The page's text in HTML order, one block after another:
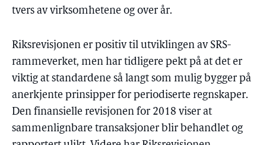
tvers av virksomhetene og over år.
Riksrevisjonen er positiv til utviklingen av SRS-
rammeverket, men har tidligere pekt på at det er
viktig at standardene så langt som mulig bygger på
anerkjente prinsipper for periodiserte regnskaper.
Den finansielle revisjonen for 2018 viser at
sammenlignbare transaksjoner blir behandlet og